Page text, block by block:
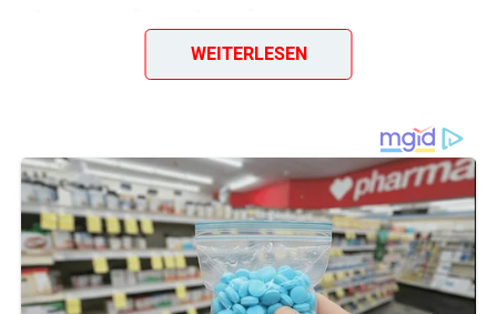
Jugoslawisches
Grillhähnchen
Zutaten
1 Hähnchen
1/2 Tasse Öl
1 Eßlöffel gewiegte Petersilie
Salz
WEITERLESEN